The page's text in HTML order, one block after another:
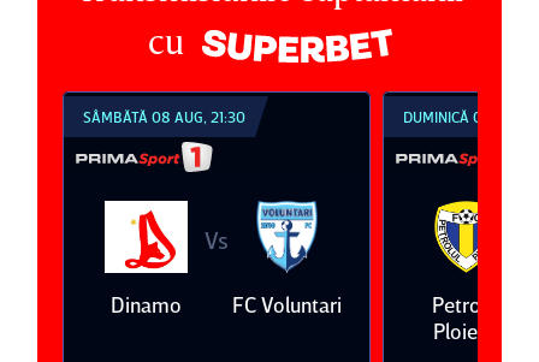
cu
SÂMBĂTĂ 08 AUG, 21:30
Dinamo
Vs
FC Voluntari
DUMINICĂ 09 AUG,
Petrolul
Ploieşti